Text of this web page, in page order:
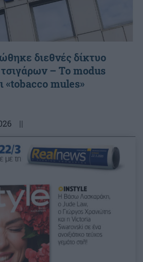
διεθνές δίκτυο
– Το modus
«tobacco mules»
||